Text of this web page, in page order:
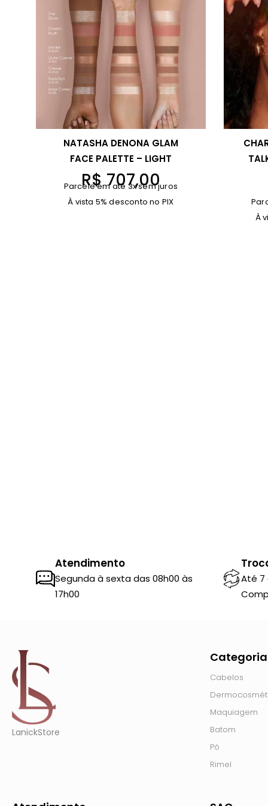
NATASHA DENONA GLAM
FACE PALETTE – LIGHT
R$707,00
Parcele em até 3x sem juros
À vista 5% desconto no PIX
À
Atendimento
Segunda à sexta das 08h00 às
17h00
Até 7
LanickStore
Cabelos
Maquiagem
Batom
Pó
Rimel